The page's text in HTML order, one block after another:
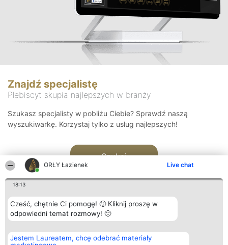
ORŁY Łazienek Live chat
18:13
Cześć, chętnie Ci pomogę! 🙂 Kliknij proszę w
odpowiedni temat rozmowy! 🙂
Jestem Laureatem, chcę odebrać materiały
Znajdź specjalistę
Plebiscyt skupia najlepszych w branży
Szukasz specjalisty w pobliżu Ciebie? Sprawdź naszą
wyszukiwarkę. Korzystaj tylko z usług najlepszych!
Szukaj
Organizator plebiscytu
Bright Side Solutions sp. z o.
Plebiscyt
Laureaci
Kontakt
Kontakt